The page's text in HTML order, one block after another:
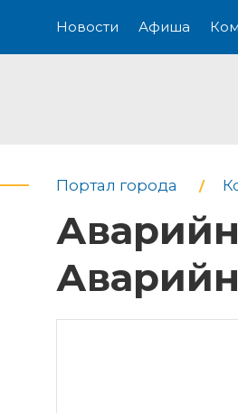
Новости Афиша
Портал города